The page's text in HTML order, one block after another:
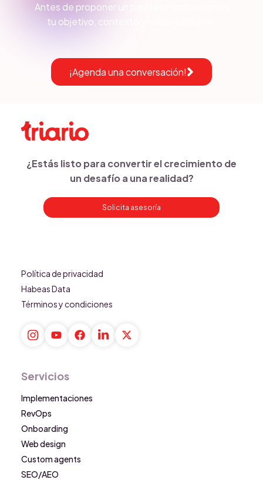
Antes de proponer un paquete, entendemos
tu objetivo, contexto y madurez digital.
¡Agenda una conversación!
¿Estás listo para convertir el crecimiento de
un desafío a una realidad?
Solicita asesoría
Política de privacidad
Habeas Data
Términos y condiciones
Servicios
Implementaciones
RevOps
Onboarding
Web design
Custom agents
SEO/AEO